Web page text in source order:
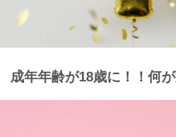
成年年齢が18歳に！！何